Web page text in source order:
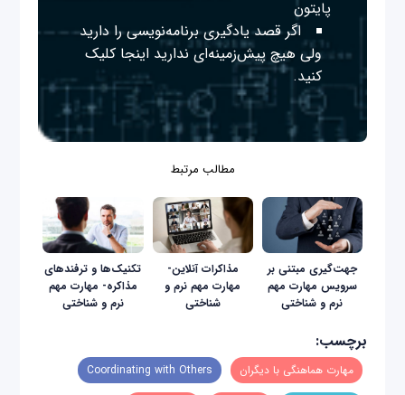
پایتون
اگر قصد یادگیری برنامه‌نویسی را دارید
ولی هیچ پیش‌زمینه‌ای نداریداینجا کلیک
کنید.
مطالب مرتبط
جهت‌گیری مبتنی بر
سرویس مهارت مهم
نرم و شناختی
مذاکرات آنلاین-
مهارت مهم نرم و
شناختی
تکنیک‌ها و ترفندهای
مذاکره- مهارت مهم
نرم و شناختی
برچسب:
مهارت هماهنگی با دیگران Coordinating with Others